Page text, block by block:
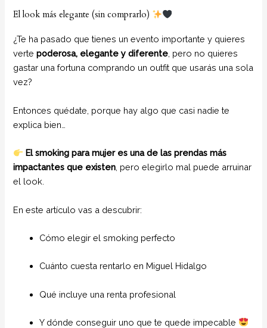
El look más elegante (sin comprarlo)
¿Te ha pasado que tienes un evento importante y quieres
vertepoderosa, elegante y diferente, pero no quieres
gastar una fortuna comprando un outfit que usarás una sola
vez?
Entonces quédate, porque hay algo que casi nadie te
explica bien…
El smoking para mujer es una de las prendas más
impactantes que existen , pero elegirlo mal puede arruinar
el look.
En este artículo vas a descubrir:
Cómo elegir el smoking perfecto
Cuánto cuesta rentarlo en Miguel Hidalgo
Qué incluye una renta profesional
Y dónde conseguir uno que te quede impecable